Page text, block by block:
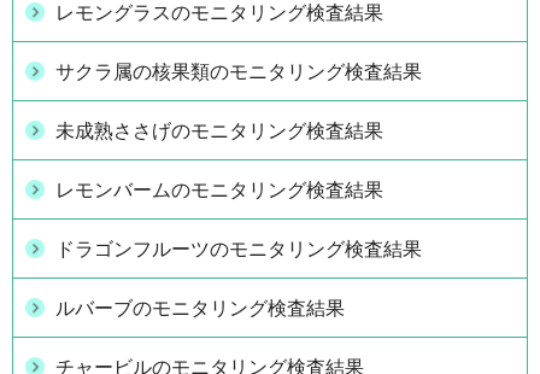
レモングラスのモニタリング検査結果
サクラ属の核果類のモニタリング検査結果
未成熟ささげのモニタリング検査結果
レモンバームのモニタリング検査結果
ドラゴンフルーツのモニタリング検査結果
ルバーブのモニタリング検査結果
チャービルのモニタリング検査結果